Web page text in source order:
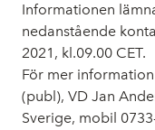
Informationen
nedanstående
2021, kl.09.00 CET.
För mer
(publ), VD Jan
Sverige, mobil